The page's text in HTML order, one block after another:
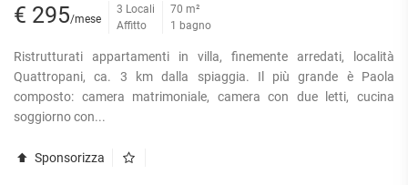
€ 295/mese
3 Locali
Affitto
70 m²
1 bagno
Ristrutturati appartamenti in villa, finemente arredati, località
Quattropani, ca. 3 km dalla spiaggia. Il più grande è Paola
composto: camera matrimoniale, camera con due letti, cucina
soggiorno con...
Sponsorizza